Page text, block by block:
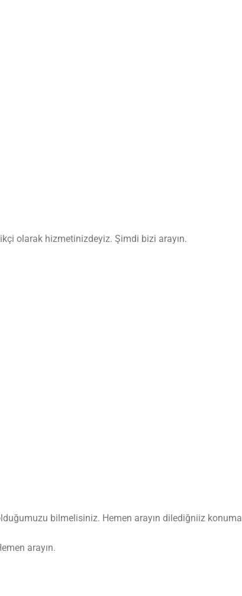
olarak hizmetinizdeyiz. Şimdi bizi arayın.
bilmelisiniz. Hemen arayın dilediğniiz konuma
arayın.